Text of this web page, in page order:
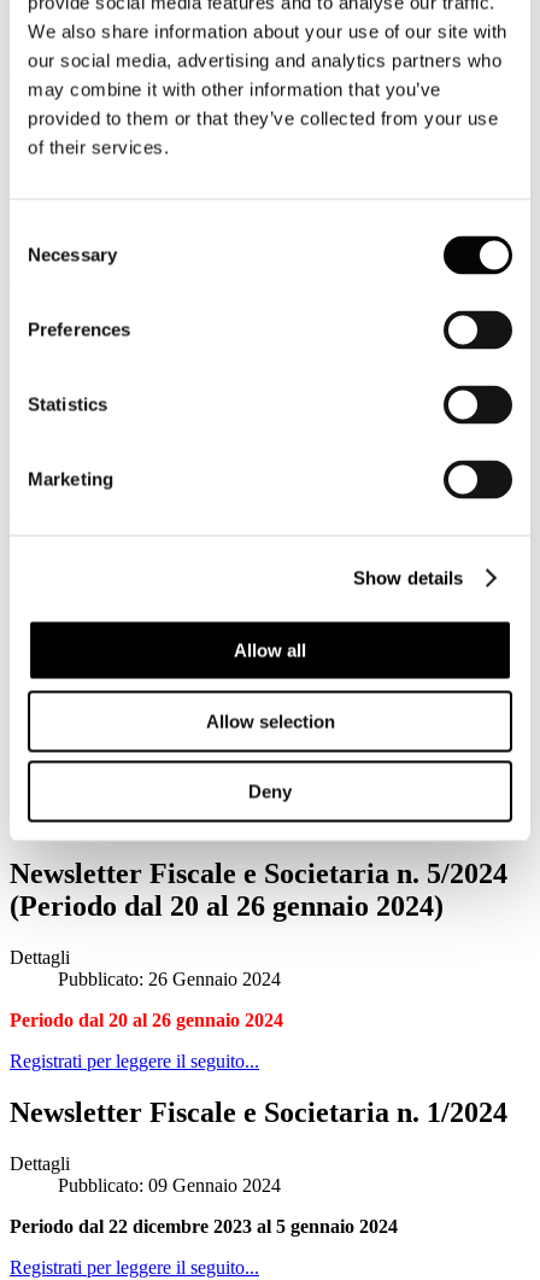
We also share information about your use of our site with
our social media, advertising and analytics partners who
may combine it with other information that you’ve
provided to them or that they’ve collected from your use
of their services.
Selection
Necessary
Preferences
Statistics
Marketing
Show details
Allow all
Allow selection
Deny
Newsletter Fiscale e Societaria n. 8/2024
(Periodo dal 10 febbraio 2024 al 16
febbraio 2024)
Dettagli
Pubblicato: 16 Febbraio 2024
Registrati per leggere il seguito...
Newsletter Fiscale e Societaria n. 7
Dettagli
Periodo dal 3 al 9 febbraio 2024
(periodo dal 27 gennaio al 2 febbraio
2024)
Dettagli
Pubblicato: 02 Febbraio 2024
Periodo dal 27 gennaio al 2 febbraio 2024
Registrati per leggere il seguito...
Newsletter Fiscale e Societaria n. 5/2024
(Periodo dal 20 al 26 gennaio 2024)
Dettagli
Pubblicato: 26 Gennaio 2024
Periodo dal 20 al 26 gennaio 2024
Registrati per leggere il seguito...
Newsletter Fiscale e Societaria n. 1/2024
Dettagli
Pubblicato: 09 Gennaio 2024
Periodo dal 22 dicembre 2023 al 5 gennaio 2024
Registrati per leggere il seguito...